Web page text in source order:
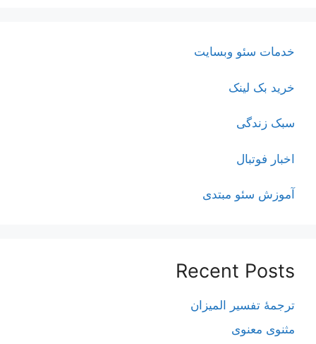
خدمات سئو وبسایت
خرید بک لینک
سبک زندگی
اخبار فوتبال
آموزش سئو مبتدی
Recent Posts
ترجمۀ تفسیر المیزان
مثنوی معنوی